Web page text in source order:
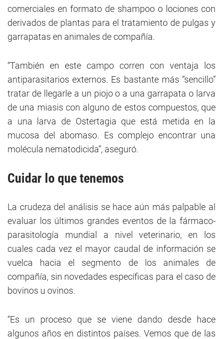
comerciales en formato de shampoo o lociones con
derivados de plantas para el tratamiento de pulgas y
garrapatas en animales de compañía.
“También en este campo corren con ventaja los
antiparasitarios externos. Es bastante más “sencillo”
tratar de llegarle a un piojo o a una garrapata o larva
de una miasis con alguno de estos compuestos, que
a una larva de Ostertagia que está metida en la
mucosa del abomaso. Es complejo encontrar una
molécula nematodicida”, aseguró.
Cuidar lo que tenemos
La crudeza del análisis se hace aún más palpable al
evaluar los últimos grandes eventos de la fármaco-
parasitología mundial a nivel veterinario, en los
cuales cada vez el mayor caudal de información se
vuelca hacia el segmento de los animales de
compañía, sin novedades específicas para el caso de
bovinos u ovinos.
“Es un proceso que se viene dando desde hace
algunos años en distintos países. Vemos que de las